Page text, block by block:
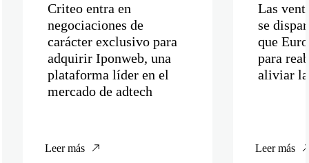
Criteo entra en
negociaciones de
carácter exclusivo para
adquirir Iponweb, una
plataforma líder en el
mercado de adtech
Leer más
Las
se
que
para
aliviar
Leer más